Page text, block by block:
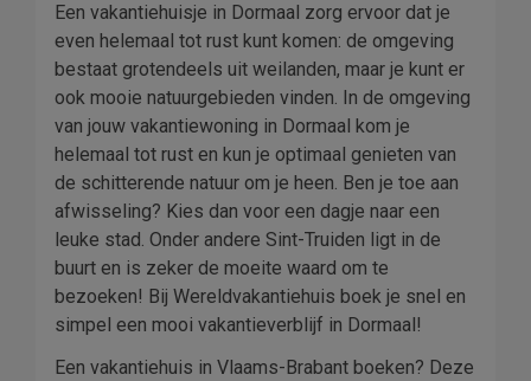
Een vakantiehuisje in Dormaal zorg ervoor dat je
even helemaal tot rust kunt komen: de omgeving
bestaat grotendeels uit weilanden, maar je kunt er
ook mooie natuurgebieden vinden. In de omgeving
van jouw vakantiewoning in Dormaal kom je
helemaal tot rust en kun je optimaal genieten van
de schitterende natuur om je heen. Ben je toe aan
afwisseling? Kies dan voor een dagje naar een
leuke stad. Onder andere Sint-Truiden ligt in de
buurt en is zeker de moeite waard om te
bezoeken! Bij Wereldvakantiehuis boek je snel en
simpel een mooi vakantieverblijf in Dormaal!
Een vakantiehuis in Vlaams-Brabant boeken? Deze